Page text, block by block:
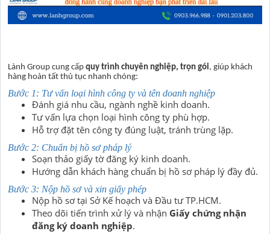
Lành Group cung cấp quy trình chuyên nghiệp, trọn gói, giúp khách
hàng hoàn tất thủ tục nhanh chóng:
Bước 1: Tư vấn loại hình công ty và tên doanh nghiệp
Đánh giá nhu cầu, ngành nghề kinh doanh.
Tư vấn lựa chọn loại hình công ty phù hợp.
Hỗ trợ đặt tên công ty đúng luật, tránh trùng lặp.
Bước 2: Chuẩn bị hồ sơ pháp lý
Soạn thảo giấy tờ đăng ký kinh doanh.
Hướng dẫn khách hàng chuẩn bị hồ sơ pháp lý đầy đủ.
Bước 3: Nộp hồ sơ và xin giấy phép
Nộp hồ sơ tại Sở Kế hoạch và Đầu tư TP.HCM.
Theo dõi tiến trình xử lý và nhận Giấy chứng nhận
đăng ký doanh nghiệp.